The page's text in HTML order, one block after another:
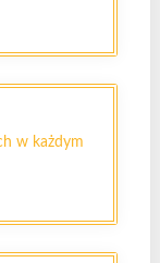
w każdym